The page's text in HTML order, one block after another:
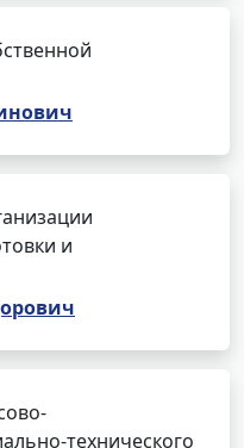
и
технического